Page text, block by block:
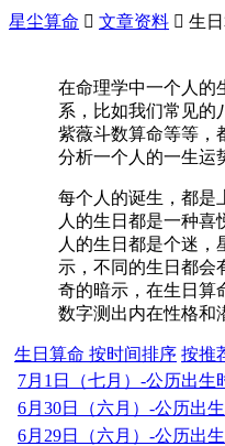
星尘算命  文章资料  生
在命理学中一个人的
系，比如我们常见的
紫薇斗数算命等等，
分析一个人的一生运
每个人的诞生，都是
人的生日都是一种喜
人的生日都是个迷，
示，不同的生日都会
奇的暗示，在生日算
数字测出内在性格和
生日算命 按时间排序 按推
7月1日（七月）-公历出生
6月30日（六月）-公历出
6月29日（六月）-公历出